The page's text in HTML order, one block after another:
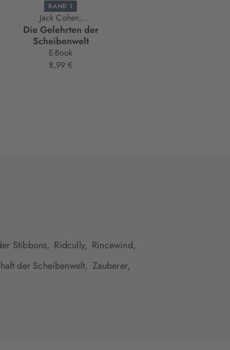
BAND 1
Jack Cohen,
Terry Pratchett,
Ian Stewart
Die Gelehrten der
Scheibenwelt
E-Book
8,99 €
Stibbons, Ridcully, Rincewind,
der Scheibenwelt, Zauberer,